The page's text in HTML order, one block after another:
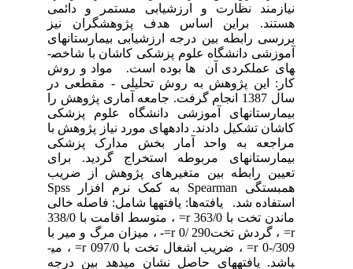
نیازمند نظارت و ارزشیابی مستمر و دائمی
هستند. براین اساس هدف پژوهش­گران نیز
بررسی رابطه بین درجه ارزشیابی بیمارستان­های
آموزشی دانشگاه علوم پزشکی کاشان با شاخص­
های عملکردی آن ­ ها بوده است. مواد و روش
کار: این پژوهش به روش تحلیلی - مقطعی در
سال 1387 انجام گرفت. جامعه آماری پژوهش را
بیمارستان­های آموزشی دانشگاه علوم پزشکی
کاشان تشکیل دادند. داده­های مورد نیاز پژوهش با
مراجعه به واحد آمار بخش مدارک پزشکی
بیمارستان­های مربوطه استخراج گردید. برای
تعیین رابطه بین متغیر­های پژوهش از ضریب
همبستگی Spearman به کمک نرم افزار Spss
استفاده شد. یافته‌ها: یافته­ها شامل: فاصله خالی
ماندن تخت با 363/0 r= ، متوسط اقامت با 338/0
r= ، گردش تخت290 /0 r=- ، میزان مرگ و میر با
309/-0 r= ، ضریب اشغال تخت با 097/0 r= ، می­
باشد. یافته­های حاصل نشان می­دهد بین درجه